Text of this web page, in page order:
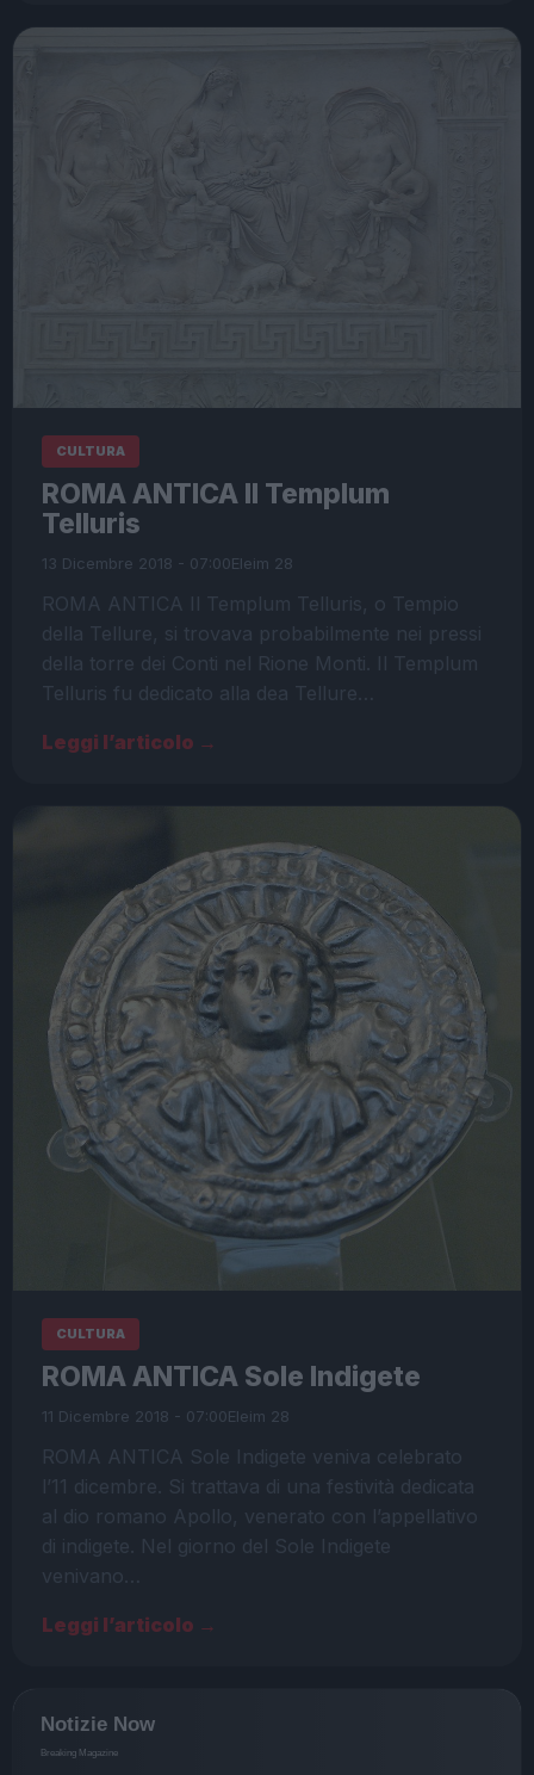
CULTURA
ROMA ANTICA Il Templum
Telluris
13 Dicembre 2018 - 07:00Eleim 28
ROMA ANTICA Il Templum Telluris, o Tempio
della Tellure, si trovava probabilmente nei pressi
della torre dei Conti nel Rione Monti. Il Templum
Telluris fu dedicato alla dea Tellure…
Leggi l’articolo →
CULTURA
ROMA ANTICA Sole Indigete
11 Dicembre 2018 - 07:00Eleim 28
ROMA ANTICA Sole Indigete veniva celebrato
l’11 dicembre. Si trattava di una festività dedicata
al dio romano Apollo, venerato con l’appellativo
di indigete. Nel giorno del Sole Indigete
venivano…
Leggi l’articolo →